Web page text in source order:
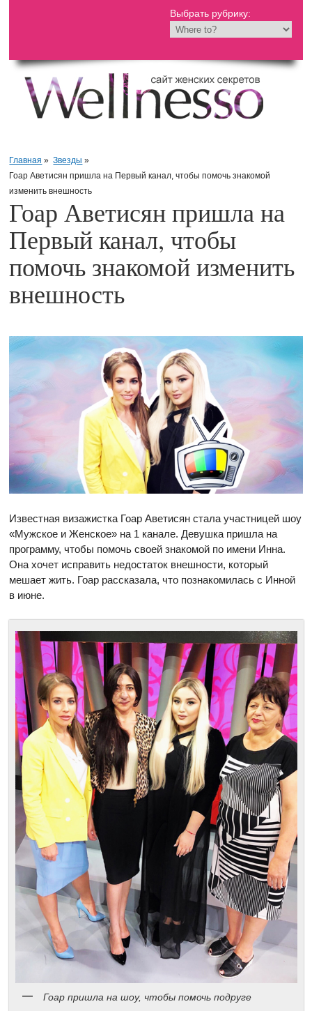
Выбрать рубрику:
Главная » Звезды »
Гоар Аветисян пришла на Первый канал, чтобы помочь знакомой
изменить внешность
Гоар Аветисян пришла на
Первый канал, чтобы
помочь знакомой изменить
внешность
Известная визажистка Гоар Аветисян стала участницей шоу
«Мужское и Женское» на 1 канале. Девушка пришла на
программу, чтобы помочь своей знакомой по имени Инна.
Она хочет исправить недостаток внешности, который
мешает жить. Гоар рассказала, что познакомилась с Инной
в июне.
Гоар пришла на шоу, чтобы помочь подруге